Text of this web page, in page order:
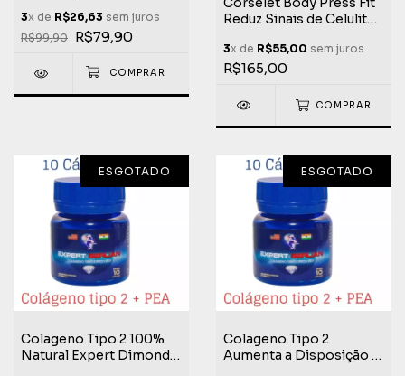
Torcedor + Completa do
Mercado Edição
3x de R$26,63 sem juros
R$99,90 R$79,90
Reduz Sinais de Celulite
o Desempenho Físico
Life Extreme
3x de R$55,00 sem juros
R$165,00
COMPRAR
ESGOTADO
Colageno Tipo 2 100%
Natural Expert Dimond +
ESGOTADO
Colageno Tipo 2
Aumenta a Disposição +